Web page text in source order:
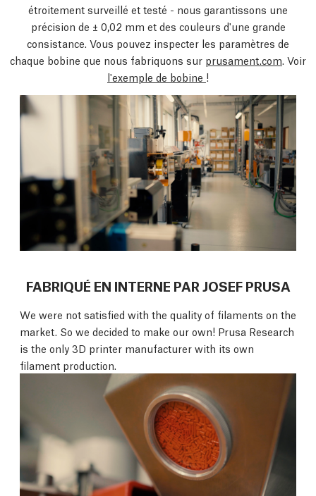
étroitement surveillé et testé - nous garantissons une
précision de ± 0,02 mm et des couleurs d'une grande
consistance. Vous pouvez inspecter les paramètres de
chaque bobine que nous fabriquons sur prusament.com. Voir
l'exemple de bobine !
FABRIQUÉ EN INTERNE PAR JOSEF PRUSA
We were not satisfied with the quality of filaments on the
market. So we decided to make our own! Prusa Research
is the only 3D printer manufacturer with its own
filament production.